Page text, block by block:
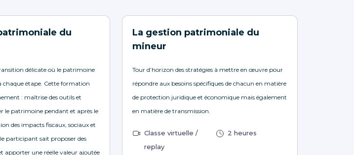
du
délicate où le patrimoine
chaque étape. Cette formation
: maîtrise des outils et
le patrimoine pendant et après le
des impacts fiscaux, sociaux et
participant sait proposer des
apporter une réelle valeur ajoutée
La gestion patrimoniale du
mineur
Tour d’horizon des stratégies à mettre en œuvre pour
répondre aux besoins spécifiques de chacun en matière
de protection juridique et économique mais également
en matière de transmission.
Classe virtuelle /
replay
2 heures